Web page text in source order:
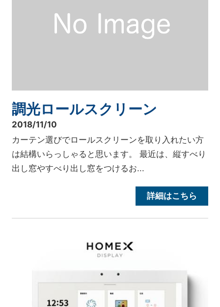
調光ロールスクリーン
2018/11/10
カーテン選びでロールスクリーンを取り入れたい方
は結構いらっしゃると思います。 最近は、縦すべり
出し窓やすべり出し窓をつけるお...
詳細はこちら